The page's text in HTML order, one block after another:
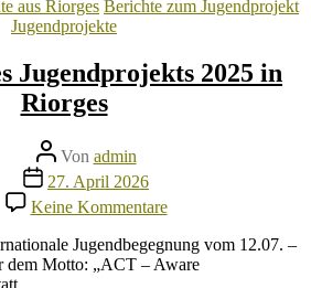
Kategorien
aus Riorges Berichte zum Jugendprojekt
Jugendprojekte
Jugendprojekts 2025 in
Riorges
Beitragsautor
Von admin
Veröffentlichungsdatum
27. April 2026
Keine Kommentarezu
Ergebnisse
des
Jugendprojekts
Jugendbegegnung vom 12.07. –
dem Motto: „ACT – Aware